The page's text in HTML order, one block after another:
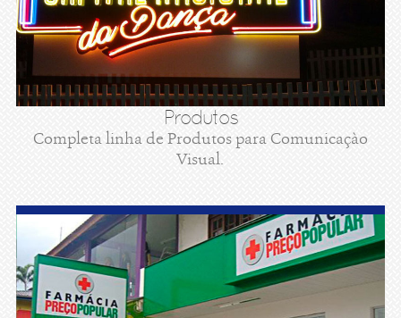
Produtos
Completa linha de Produtos para Comunicaçào
Visual.